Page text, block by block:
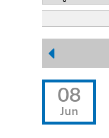
08
Jun